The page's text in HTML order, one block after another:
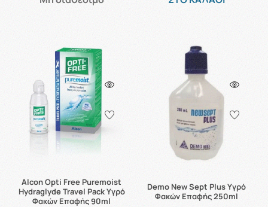
Alcon Opti Free Puremoist
Hydraglyde Travel Pack Υγρό
Φακών Επαφής 90ml
Demo New Sept Plus Υγρό
Φακών Επαφής 250ml